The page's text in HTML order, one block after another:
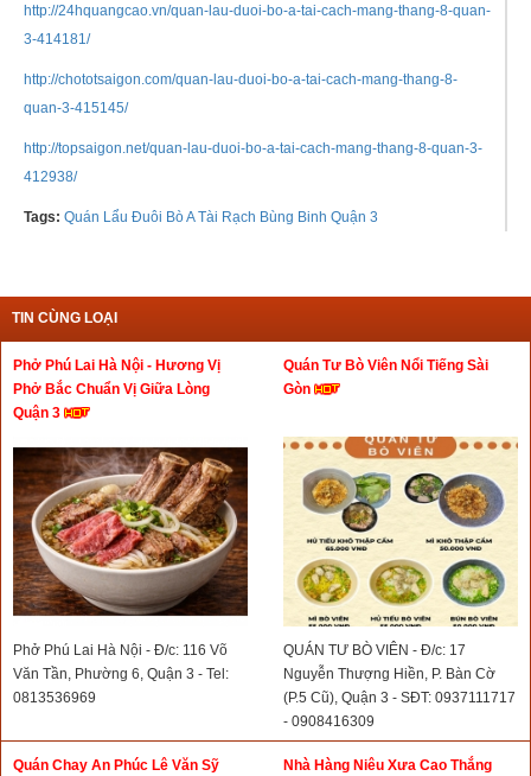
http://24hquangcao.vn/quan-lau-duoi-bo-a-tai-cach-mang-thang-8-quan-
3-414181/
http://chototsaigon.com/quan-lau-duoi-bo-a-tai-cach-mang-thang-8-
quan-3-415145/
http://topsaigon.net/quan-lau-duoi-bo-a-tai-cach-mang-thang-8-quan-3-
412938/
Tags: Quán Lẩu Đuôi Bò A Tài Rạch Bùng Binh Quận 3
TIN CÙNG LOẠI
Phở Phú Lai Hà Nội - Hương Vị
Phở Bắc Chuẩn Vị Giữa Lòng
Quận 3
Phở Phú Lai Hà Nội - Đ/c: 116 Võ
Văn Tần, Phường 6, Quận 3 - Tel:
0813536969
Quán Tư Bò Viên Nổi Tiếng Sài
Gòn
QUÁN TƯ BÒ VIÊN - Đ/c: 17
Nguyễn Thượng Hiền, P. Bàn Cờ
(P.5 Cũ), Quận 3 - SĐT: 0937111717
- 0908416309
Quán Chay An Phúc Lê Văn Sỹ
Nhà Hàng Niêu Xưa Cao Thắng